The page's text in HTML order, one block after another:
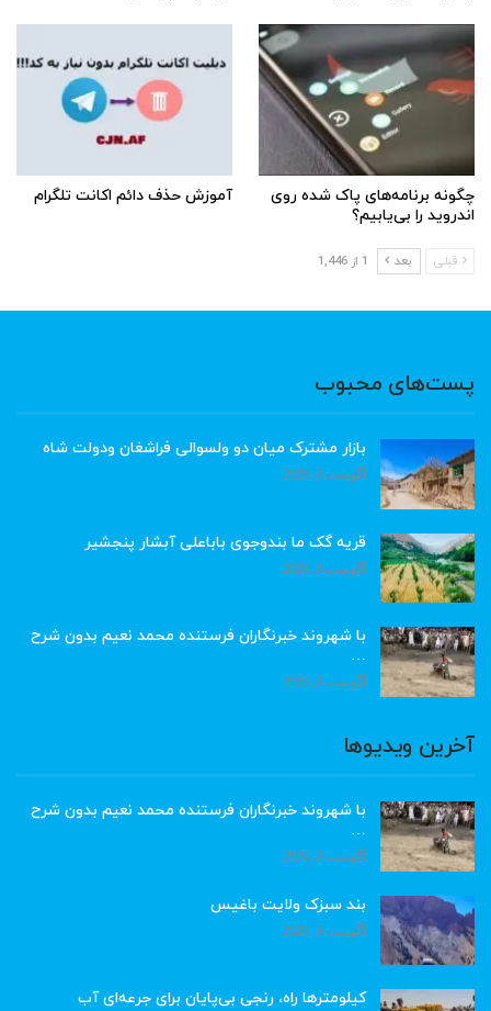
چگونه برنامه‌های پاک شده روی
اندروید را بی‌یابیم؟
آموزش حذف دائم اکانت تلگرام
قبلی بعد 1 از 1,446
پست‌های محبوب
بازار مشترک میان دو ولسوالی فراشغان ودولت شاه
آگوست 8, 2026
قریه گک ما بندوجوی باباعلی آبشار پنجشیر
آگوست 8, 2026
با شهروند خبرنگاران فرستنده محمد نعیم بدون شرح
…
آگوست 8, 2026
آخرین ویدیوها
با شهروند خبرنگاران فرستنده محمد نعیم بدون شرح
…
آگوست 8, 2026
بند سبزک ولایت باغیس
آگوست 8, 2026
کیلومترها راه، رنجی بی‌پایان برای جرعه‌ای آب